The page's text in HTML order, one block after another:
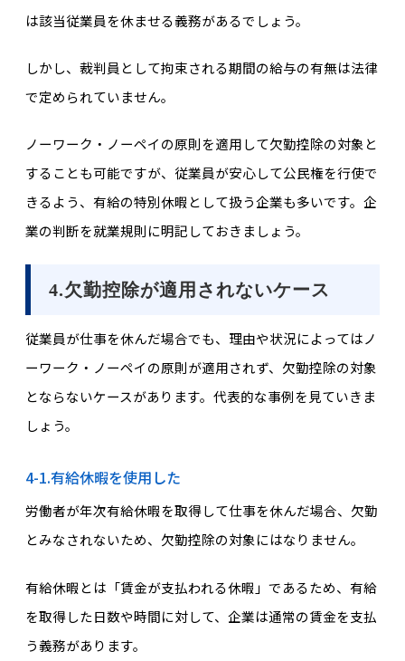
は該当従業員を休ませる義務があるでしょう。
しかし、裁判員として拘束される期間の給与の有無は法律
で定められていません。
ノーワーク・ノーペイの原則を適用して欠勤控除の対象と
することも可能ですが、従業員が安心して公民権を行使で
きるよう、有給の特別休暇として扱う企業も多いです。企
業の判断を就業規則に明記しておきましょう。
4.欠勤控除が適用されないケース
従業員が仕事を休んだ場合でも、理由や状況によってはノ
ーワーク・ノーペイの原則が適用されず、欠勤控除の対象
とならないケースがあります。代表的な事例を見ていきま
しょう。
4-1.有給休暇を使用した
労働者が年次有給休暇を取得して仕事を休んだ場合、欠勤
とみなされないため、欠勤控除の対象にはなりません。
有給休暇とは「賃金が支払われる休暇」であるため、有給
を取得した日数や時間に対して、企業は通常の賃金を支払
う義務があります。